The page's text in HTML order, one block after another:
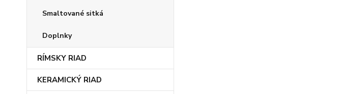
Smaltované sitká
Doplnky
RÍMSKY RIAD
KERAMICKÝ RIAD